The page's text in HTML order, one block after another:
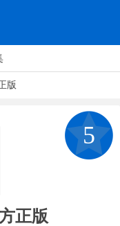
版
5
正版